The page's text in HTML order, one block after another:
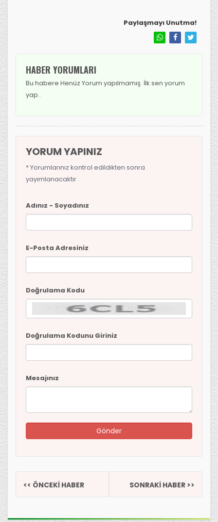
Paylaşmayı Unutma!
HABER YORUMLARI
Bu habere Henüz Yorum yapılmamış. İlk sen yorum
yap..
YORUM YAPINIZ
* Yorumlarınız kontrol edildikten sonra
yayımlanacaktır
Adınız - Soyadınız
E-Posta Adresiniz
Doğrulama Kodu
Doğrulama Kodunu Giriniz
Mesajınız
<< ÖNCEKİ HABER SONRAKİ HABER >>